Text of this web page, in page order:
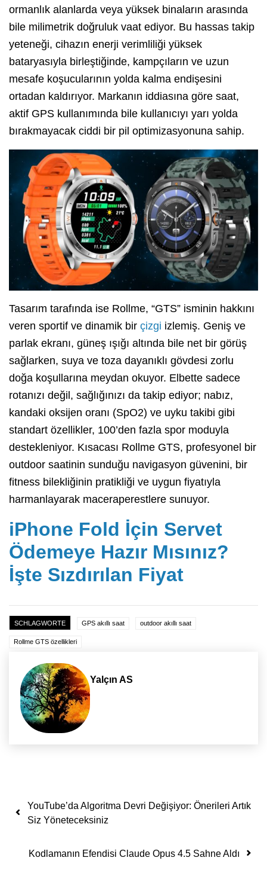
ormanlık alanlarda veya yüksek binaların arasında
bile milimetrik doğruluk vaat ediyor. Bu hassas takip
yeteneği, cihazın enerji verimliliği yüksek
bataryasıyla birleştiğinde, kampçıların ve uzun
mesafe koşucularının yolda kalma endişesini
ortadan kaldırıyor. Markanın iddiasına göre saat,
aktif GPS kullanımında bile kullanıcıyı yarı yolda
bırakmayacak ciddi bir pil optimizasyonuna sahip.
Tasarım tarafında ise Rollme, “GTS” isminin hakkını
veren sportif ve dinamik bir çizgi izlemiş. Geniş ve
parlak ekranı, güneş ışığı altında bile net bir görüş
sağlarken, suya ve toza dayanıklı gövdesi zorlu
doğa koşullarına meydan okuyor. Elbette sadece
rotanızı değil, sağlığınızı da takip ediyor; nabız,
kandaki oksijen oranı (SpO2) ve uyku takibi gibi
standart özellikler, 100’den fazla spor moduyla
destekleniyor. Kısacası Rollme GTS, profesyonel bir
outdoor saatinin sunduğu navigasyon güvenini, bir
fitness bilekliğinin pratikliği ve uygun fiyatıyla
harmanlayarak maceraperestlere sunuyor.
iPhone Fold İçin Servet
Ödemeye Hazır Mısınız?
İşte Sızdırılan Fiyat
SCHLAGWORTE GPS akıllı saat outdoor akıllı saat
Rollme GTS özellikleri
Yalçın AS
Yazı dolaşımı
YouTube’da Algoritma Devri Değişiyor: Önerileri Artık
Siz Yöneteceksiniz
Kodlamanın Efendisi Claude Opus 4.5 Sahne Aldı